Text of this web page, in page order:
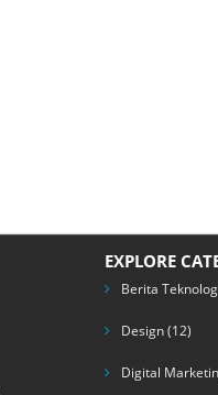
EXPLORE
Berita
Design(12)
Digital